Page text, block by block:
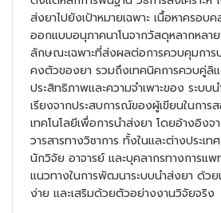
ส่งยาไปยังเป้าหมายเฉพาะ เนื้อหาครอบ
ออกแบบอนุภาคนาโนจากวัสดุหลากหลาย
ลักษณะเฉพาะที่ส่งผลต่อการควบคุมกา
คงตัวของยา รวมถึงเทคนิคการควบคู่ลิ
ประสิทธิภาพและความจำเพาะของ ระบบ
เรียงจากประสบการณ์ของผู้เขียนในการ
เทคโนโลยีเพื่อการนำส่งยา โดยอ้างอิง
วารสารทางวิชาการ ทั้งในและต่างประเ
นักวิจัย อาจารย์ และบุคลากรทางการแ
แนวทางในการพัฒนาระบบนำส่งยา ด้วยเ
ง่าย และเสริมด้วยตัวอย่างงานวิจัยจริง